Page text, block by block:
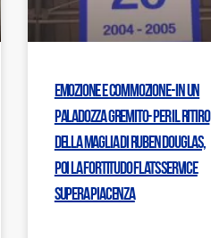
Emozione e commozione- in un
PalaDozza gremito- per il ritiro
della maglia di Ruben Douglas,
poi la Fortitudo Flats Service
supera Piacenza